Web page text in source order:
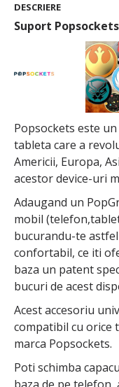
DESCRIERE
Suport
Popsockets este
tableta care a
Americii, Europa,
acestor device-uri
Adaugand un
mobil
bucurandu-te
confortabil, ce iti
baza un patent
bucuri de acest
Acest accesoriu
compatibil cu orice
marca Popsockets.
Poti schimba